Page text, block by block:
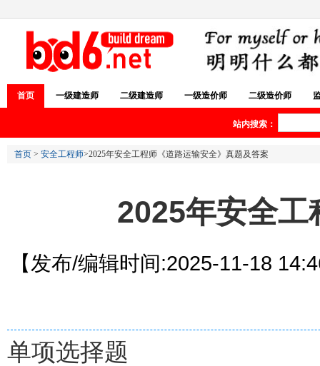
首页 一级建造师 二级建造师 一级造价师 二级造价师
站内搜索：
首页 > 安全工程师>2025年安全工程师《道路运输安全》真题及答案
2025年安全工
【发布/编辑时间:2025-11-18
单项选择题